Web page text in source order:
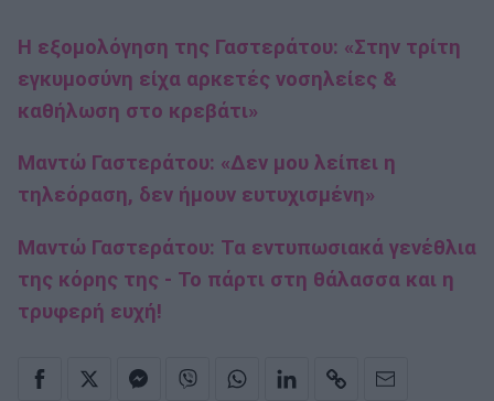
Η εξομολόγηση της Γαστεράτου: «Στην τρίτη
εγκυμοσύνη είχα αρκετές νοσηλείες &
καθήλωση στο κρεβάτι»
Μαντώ Γαστεράτου: «Δεν μου λείπει η
τηλεόραση, δεν ήμουν ευτυχισμένη»
Μαντώ Γαστεράτου: Τα εντυπωσιακά γενέθλια
της κόρης της - Το πάρτι στη θάλασσα και η
τρυφερή ευχή!